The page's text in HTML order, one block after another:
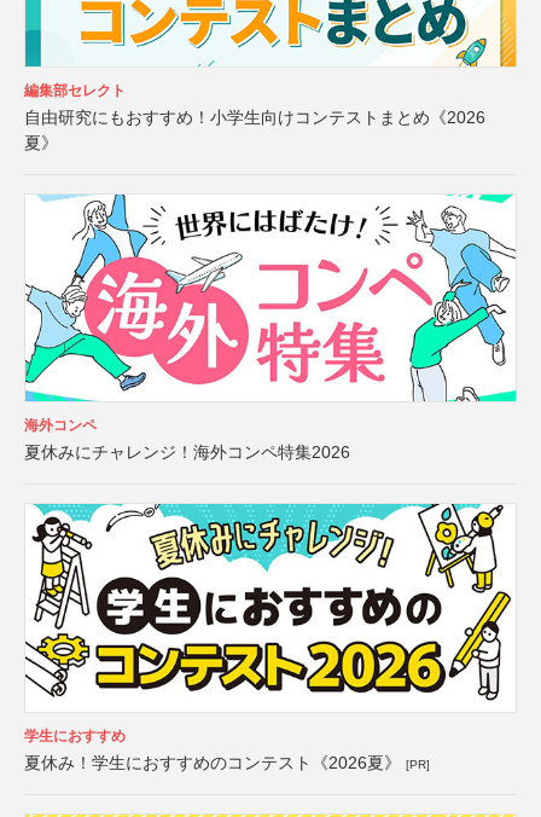
編集部セレクト
自由研究にもおすすめ！小学生向けコンテストまとめ《2026
夏》
海外コンペ
夏休みにチャレンジ！海外コンペ特集2026
学生におすすめ
夏休み！学生におすすめのコンテスト《2026夏》 [PR]